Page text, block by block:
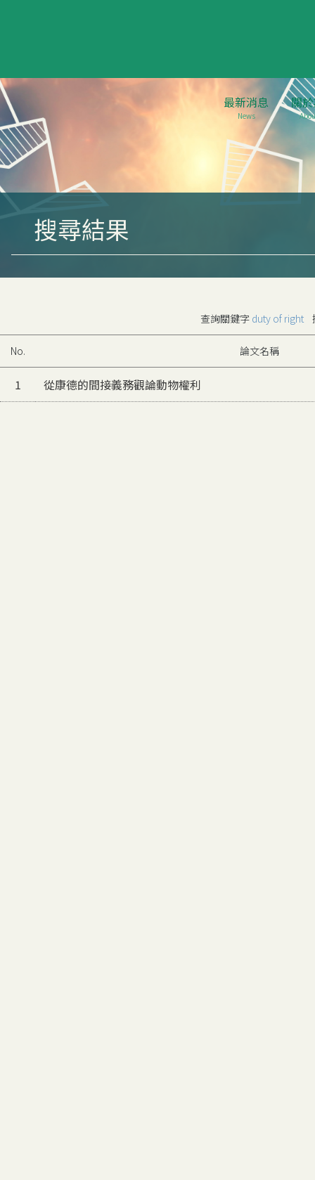
最新消息
News
關
搜尋結果
查詢關鍵字 duty of right
No. 論文名稱
1 從康德的間接義務觀論動物權利